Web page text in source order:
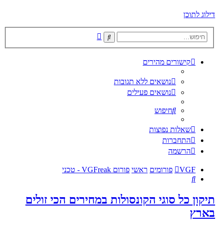
דילוג לתוכן
חיפוש
קישורים מהירים
נושאים ללא תגובות
נושאים פעילים
חיפוש
שאלות נפוצות
התחברות
הרשמה
VGF פורומים ראשי פורום VGFreak - טכני
חיפוש
תיקון כל סוגי הקונסולות במחירים הכי זולים
בארץ